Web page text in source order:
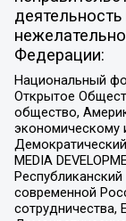
Федерации:
Национальный
Открытое
общество,
экономическому
MEDIA
современной
сотрудничества,